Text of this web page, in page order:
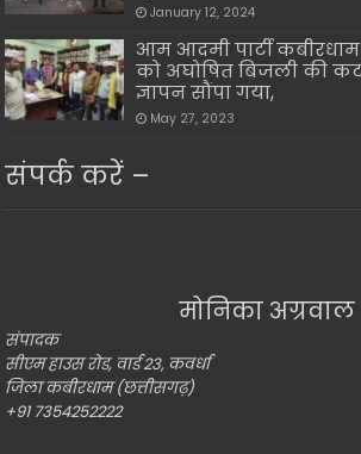
January 12, 2024
आम आदमी पार्टी कबीरधाम
को अघोषित बिजली की
ज्ञापन सौंपा गया,
May 27, 2023
संपर्क करें –
मोनिका अग्रवाल
संपादक
सीएम हाउस रोड, वार्ड 23, कवर्धा
जिला कबीरधाम (छत्तीसगढ़)
+91 7354252222